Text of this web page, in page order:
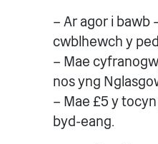
– Ar agor i bawb
cwblhewch y
– Mae
nos yng
– Mae £5 y
byd-eang.